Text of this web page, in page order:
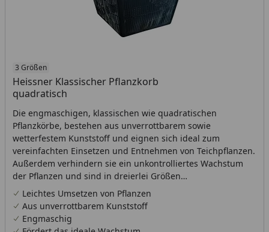
3 Größen
Heissner Klassischer Pflanzkorb
quadratisch
Die engmaschigen, klassischen wie quadratischen
Pflanzkörbe, bestehen aus unverrottbarem sowie
wetterfestem Kunststoff und eignen sich ideal zum
vereinfachten Einsetzen und Entnehmen von Teichpflanzen.
Außerdem verhindern sie ein unkontrolliertes Wachstum
der Pflanzen und sind in dreierlei Größen
erhältlich.Erhältliche Maße (L x B x H): 19 x 19 x 9 cm, 23 x
23 x 13 cm, 28 x 28 x 18 cm
Leichtes Umsetzen von Pflanzen
Aus unverrottbarem Kunststoff
Engmaschig